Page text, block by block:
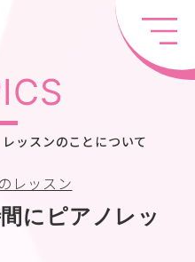
ッスンのことについて
レッスン
にピアノレッ